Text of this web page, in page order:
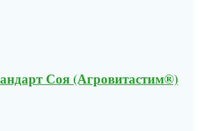
Соя (Агровитастим®)